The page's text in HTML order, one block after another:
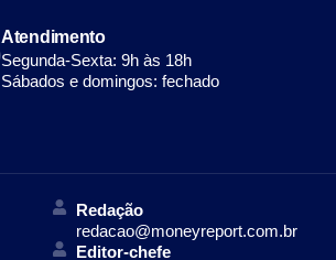
Atendimento
Segunda-Sexta: 9h às 18h
Sábados e domingos: fechado
Redação
redacao@moneyreport.com.br
Editor-chefe